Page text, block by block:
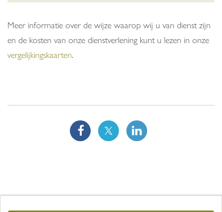
Meer informatie over de wijze waarop wij u van dienst zijn
en de kosten van onze dienstverlening kunt u lezen in onze
vergelijkingskaarten.